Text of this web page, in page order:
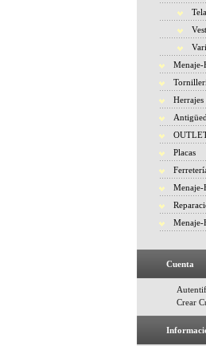
Menaje-
Herrajes
Placas
Menaje-
Menaje-
Cuenta
Crear